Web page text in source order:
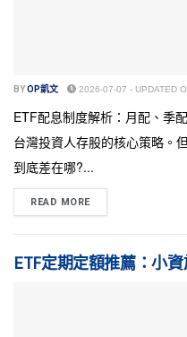
BYOP凱文 2026-07-07 - UPDATED
ETF配息制度解析：月配、季
台灣投資人存股的核心策略。
到底差在哪?...
READ MORE
ETF定期定額推薦：小